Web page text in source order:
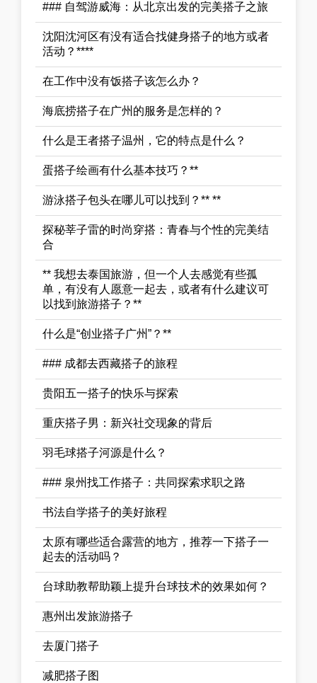
### 自驾游威海：从北京出发的完美搭子之旅
沈阳沈河区有没有适合找健身搭子的地方或者
活动？****
在工作中没有饭搭子该怎么办？
海底捞搭子在广州的服务是怎样的？
什么是王者搭子温州，它的特点是什么？
蛋搭子绘画有什么基本技巧？**
游泳搭子包头在哪儿可以找到？** **
探秘莘子雷的时尚穿搭：青春与个性的完美结
合
** 我想去泰国旅游，但一个人去感觉有些孤
单，有没有人愿意一起去，或者有什么建议可
以找到旅游搭子？**
什么是“创业搭子广州”？**
### 成都去西藏搭子的旅程
贵阳五一搭子的快乐与探索
重庆搭子男：新兴社交现象的背后
羽毛球搭子河源是什么？
### 泉州找工作搭子：共同探索求职之路
书法自学搭子的美好旅程
太原有哪些适合露营的地方，推荐一下搭子一
起去的活动吗？
台球助教帮助颖上提升台球技术的效果如何？
惠州出发旅游搭子
去厦门搭子
减肥搭子图